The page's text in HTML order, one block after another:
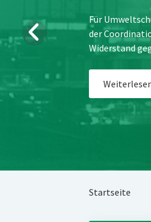
Für
der
Widerstand
Startseite